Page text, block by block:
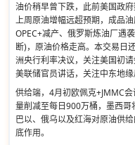
油价稍早曾下跌，此前美国政
上周原油增幅远超预期，成品
OPEC+减产、俄罗斯炼油厂遇
断)，原油价格走高。本交易日
洲央行利率决议，关注美国初
美联储官员讲话，关注中东地缘
供给端，4月初欧佩克+JMMC
量削减至每日900万桶，墨西
巴以、俄乌以及红海对原油供
底作用。